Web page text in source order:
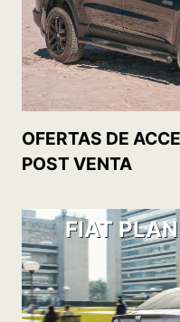
OFERTAS DE
POST VENTA
FIAT PLAN